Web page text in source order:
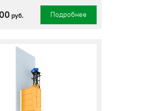
руб. Подробнее